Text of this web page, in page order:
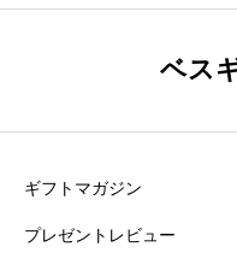
ャンドル
ベス
ギフトマガジン
プレゼントレビュー